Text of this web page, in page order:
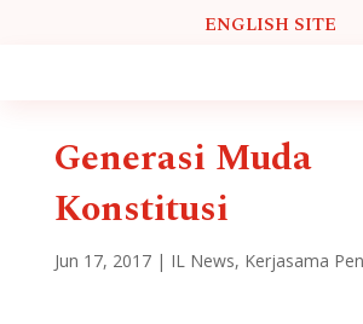
ENGLISH SITE
Generasi Muda
Konstitusi
Jun 17, 2017| IL News, Kerjasama